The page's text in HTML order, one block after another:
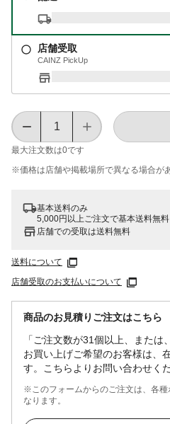
店舗受取
CAINZ PickUp
最大注文数は0です
※価格は​店舗や​掲載場所で​異なる​場合が​
基本送料のみ
5,000円以上ご注文で基本送料無料
店舗での受取は送料無料
送料について
店舗受取のお支払いについて
商品のお見積りご注文はこちら
「ご注文数が31個以上、また
お買い上げご希望のお客様は、
す。こちらよりお問い合わせくだ
※このフォームからのご注文は、各種
なります。